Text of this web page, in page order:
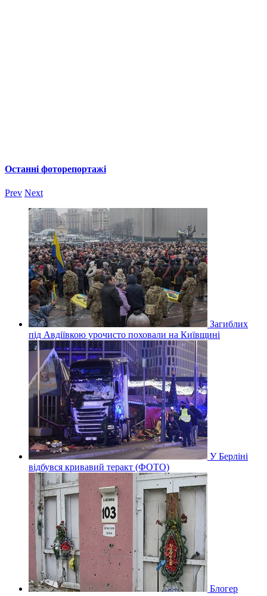
Останні фоторепортажі
Prev Next
Загиблих
під Авдіївкою урочисто поховали на Київщині
У Берліні
відбувся кривавий теракт (ФОТО)
Блогер